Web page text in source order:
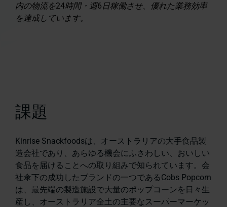
内の物流を24時間・週6日稼働させ、優れた業務効率
を達成しています。
課題
Kinrise Snackfoodsは、オーストラリアの大手食品製
造会社であり、あらゆる機会にふさわしい、おいしい
食品を届けることへの取り組みで知られています。会
社傘下の成功したブランドの一つであるCobs Popcorn
は、最先端の製造施設で大量のポップコーンを日々生
産し、オーストラリア全土の主要なスーパーマーケッ